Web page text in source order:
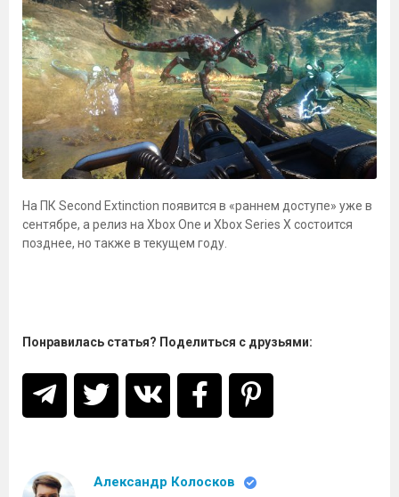
На ПК Second Extinction появится в «раннем доступе» уже в
сентябре, а релиз на Xbox One и Xbox Series X состоится
позднее, но также в текущем году.
Понравилась статья? Поделиться с друзьями:
Александр Колосков